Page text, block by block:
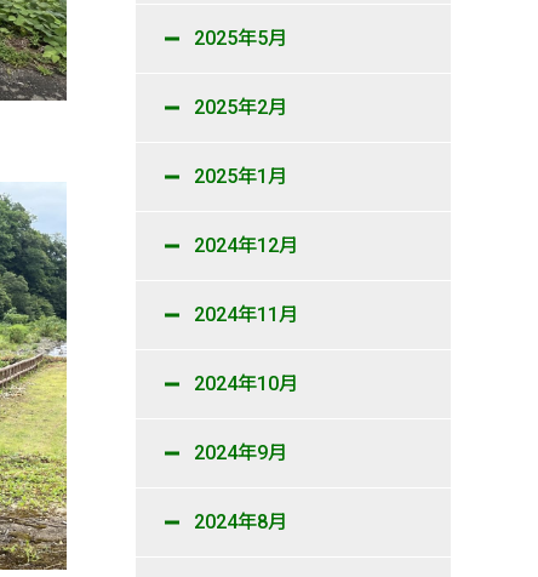
2025年5月
2025年2月
2025年1月
2024年12月
2024年11月
2024年10月
2024年9月
2024年8月